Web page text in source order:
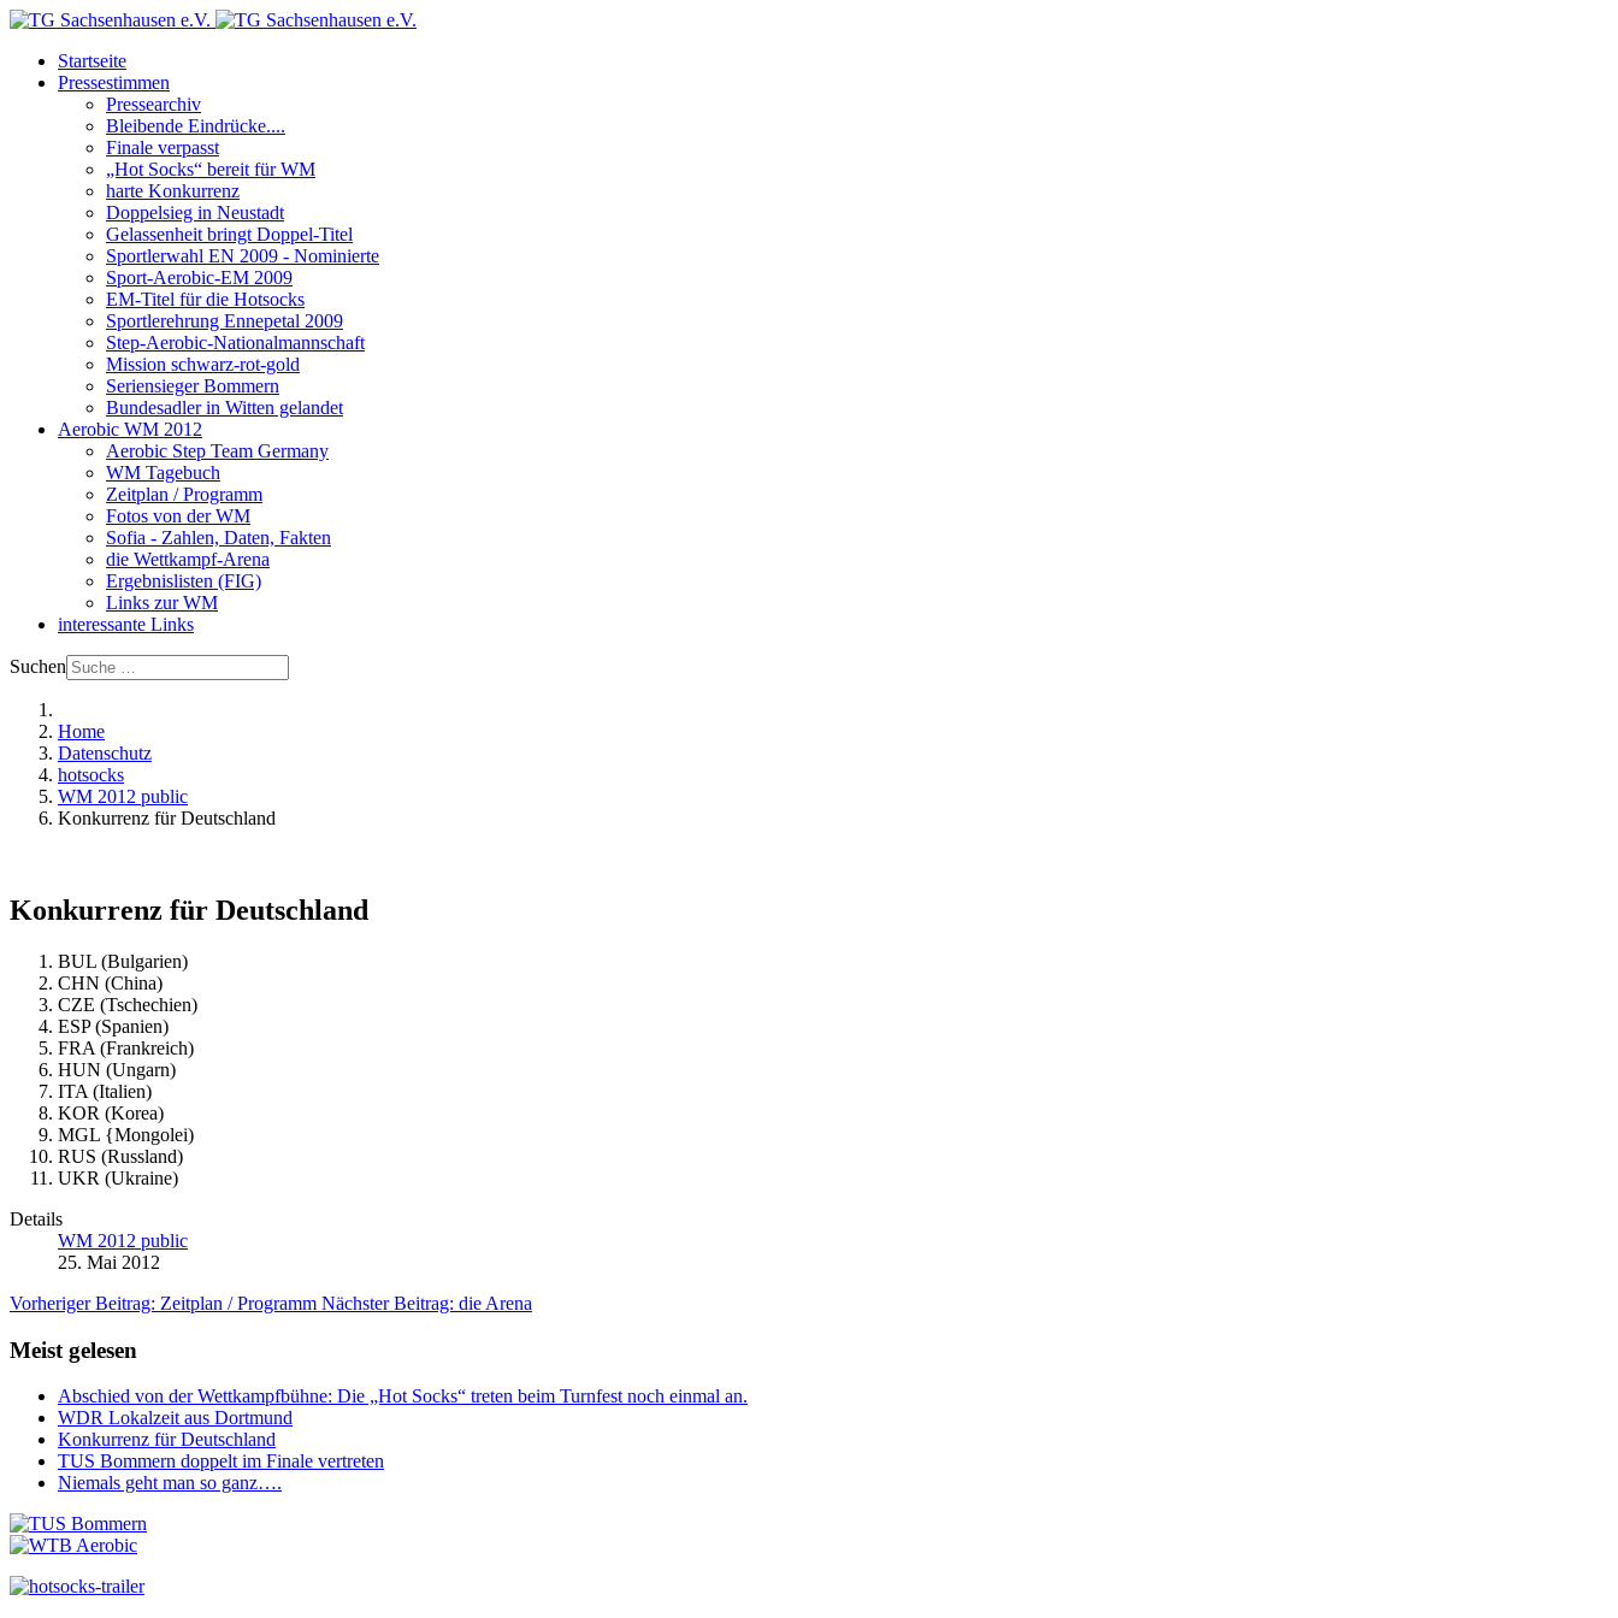
Startseite
Pressestimmen
Pressearchiv
Bleibende Eindrücke....
Finale verpasst
„Hot Socks“ bereit für WM
harte Konkurrenz
Doppelsieg in Neustadt
Gelassenheit bringt Doppel-Titel
Sportlerwahl EN 2009 - Nominierte
Sport-Aerobic-EM 2009
EM-Titel für die Hotsocks
Sportlerehrung Ennepetal 2009
Step-Aerobic-Nationalmannschaft
Mission schwarz-rot-gold
Seriensieger Bommern
Bundesadler in Witten gelandet
Aerobic WM 2012
Aerobic Step Team Germany
WM Tagebuch
Zeitplan / Programm
Fotos von der WM
Sofia - Zahlen, Daten, Fakten
die Wettkampf-Arena
Ergebnislisten (FIG)
Links zur WM
interessante Links
Suchen
Home
Datenschutz
hotsocks
WM 2012 public
Konkurrenz für Deutschland
Konkurrenz für Deutschland
BUL (Bulgarien)
CHN (China)
CZE (Tschechien)
ESP (Spanien)
FRA (Frankreich)
HUN (Ungarn)
ITA (Italien)
KOR (Korea)
MGL {Mongolei)
RUS (Russland)
UKR (Ukraine)
Details
WM 2012 public
25. Mai 2012
Vorheriger Beitrag: Zeitplan / Programm Nächster Beitrag: die Arena
Meist gelesen
Abschied von der Wettkampfbühne: Die „Hot Socks“ treten beim Turnfest noch einmal an.
WDR Lokalzeit aus Dortmund
Konkurrenz für Deutschland
TUS Bommern doppelt im Finale vertreten
Niemals geht man so ganz….